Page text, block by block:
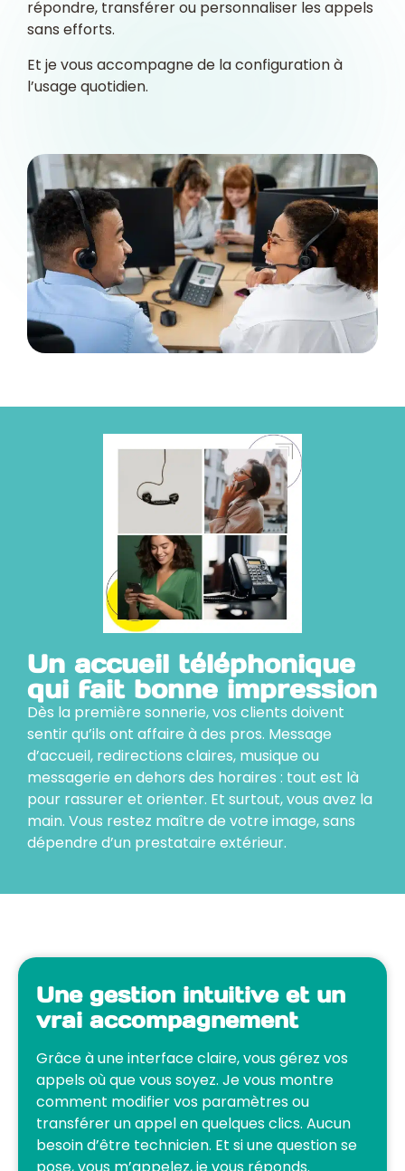
répondre, transférer ou personnaliser les appels
sans efforts.
Et je vous accompagne de la configuration à
l’usage quotidien.
Un accueil téléphonique
qui fait bonne impression
Dès la première sonnerie, vos clients doivent
sentir qu’ils ont affaire à des pros. Message
d’accueil, redirections claires, musique ou
messagerie en dehors des horaires : tout est là
pour rassurer et orienter. Et surtout, vous avez la
main. Vous restez maître de votre image, sans
dépendre d’un prestataire extérieur.
Une gestion intuitive et un
vrai accompagnement
Grâce à une interface claire, vous gérez vos
appels où que vous soyez. Je vous montre
comment modifier vos paramètres ou
transférer un appel en quelques clics. Aucun
besoin d’être technicien. Et si une question se